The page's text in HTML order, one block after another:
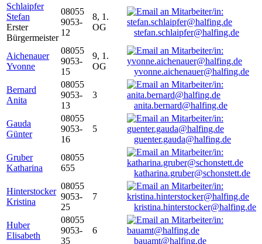
Schlaipfer
Stefan
Erster
Bürgermeister
08055
9053-
12
8, 1.
OG
stefan.schlaipfer@halfing.de
Aichenauer
Yvonne
08055
9053-
15
9, 1.
OG
yvonne.aichenauer@halfing.de
Bernard
Anita
08055
9053-
13
3
anita.bernard@halfing.de
Gauda
Günter
08055
9053-
16
5
guenter.gauda@halfing.de
Gruber
Katharina
08055
655
katharina.gruber@schonstett.de
Hinterstocker
Kristina
08055
9053-
25
7
kristina.hinterstocker@halfing.de
Huber
Elisabeth
08055
9053-
35
6
bauamt@halfing.de